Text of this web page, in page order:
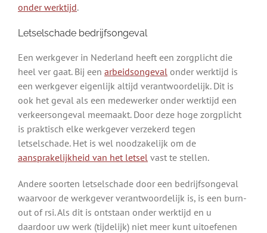
onder werktijd.
Letselschade bedrijfsongeval
Een werkgever in Nederland heeft een zorgplicht die
heel ver gaat. Bij een arbeidsongeval onder werktijd is
een werkgever eigenlijk altijd verantwoordelijk. Dit is
ook het geval als een medewerker onder werktijd een
verkeersongeval meemaakt. Door deze hoge zorgplicht
is praktisch elke werkgever verzekerd tegen
letselschade. Het is wel noodzakelijk om de
aansprakelijkheid van het letsel vast te stellen.
Andere soorten letselschade door een bedrijfsongeval
waarvoor de werkgever verantwoordelijk is, is een burn-
out of rsi. Als dit is ontstaan onder werktijd en u
daardoor uw werk (tijdelijk) niet meer kunt uitoefenen